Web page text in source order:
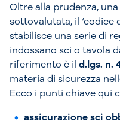
Oltre alla prudenza,
sottovalutata, il ‘codice
stabilisce una serie di
indossano sci o tavola
riferimento è il d.lgs. n.
materia di sicurezza
Ecco i punti chiave qui
assicurazione sci